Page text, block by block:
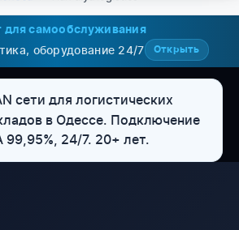
для самообслуживания
оборудование 24/7 Открыть
сети для логистических
в Одессе. Подключение
99,95%, 24/7. 20+ лет.